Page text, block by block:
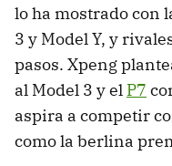
lo ha mostrado con
3 y Model Y, y
pasos. Xpeng
al Model 3 y el P7
aspira a competir
como la berlina